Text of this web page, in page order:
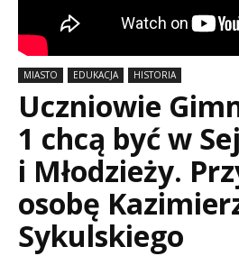
MIASTO EDUKACJA HISTORIA
Uczniowie
1 chcą być w
i Młodzieży.
osobę
Sykulskiego